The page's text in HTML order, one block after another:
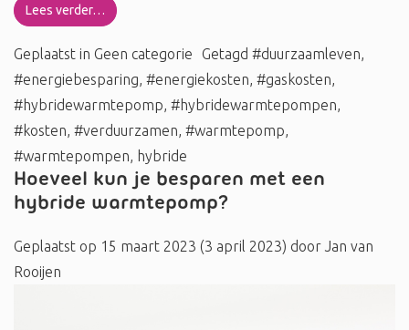
Lees verder…
Geplaatst in Geen categorie Getagd #duurzaamleven,
#energiebesparing, #energiekosten, #gaskosten,
#hybridewarmtepomp, #hybridewarmtepompen,
#kosten, #verduurzamen, #warmtepomp,
#warmtepompen, hybride
Hoeveel kun je besparen met een
hybride warmtepomp?
Geplaatst op 15 maart 2023 (3 april 2023) door Jan van
Rooijen